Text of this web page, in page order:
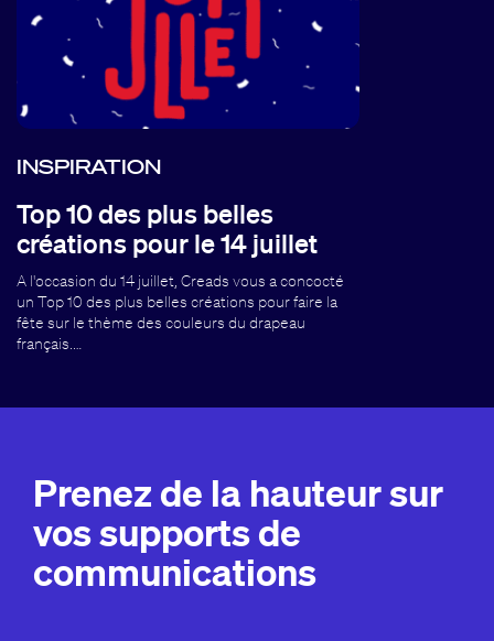
INSPIRATION
Top 10 des plus belles
créations pour le 14 juillet
A l'occasion du 14 juillet, Creads vous a concocté
un Top 10 des plus belles créations pour faire la
fête sur le thème des couleurs du drapeau
français.…
Prenez de la hauteur sur
vos supports de
communications